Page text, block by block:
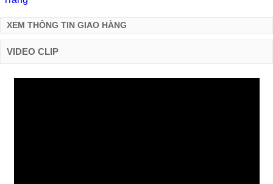
XEM THÔNG TIN GIAO HÀNG
VIDEO CLIP